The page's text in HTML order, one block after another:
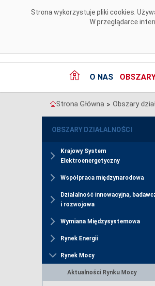
Strona wykorzystuje pliki cookies.
W przeglądarce
O NAS
Strona Główna > Obszary
OBSZARY DZIAŁALNOŚCI
Krajowy System
Elektroenergetyczny
Współpraca międzynarodowa
Działalność innowacyjna,
i rozwojowa
Wymiana Międzysystemowa
Rynek Energii
Rynek Mocy
Aktualności Rynku Mocy